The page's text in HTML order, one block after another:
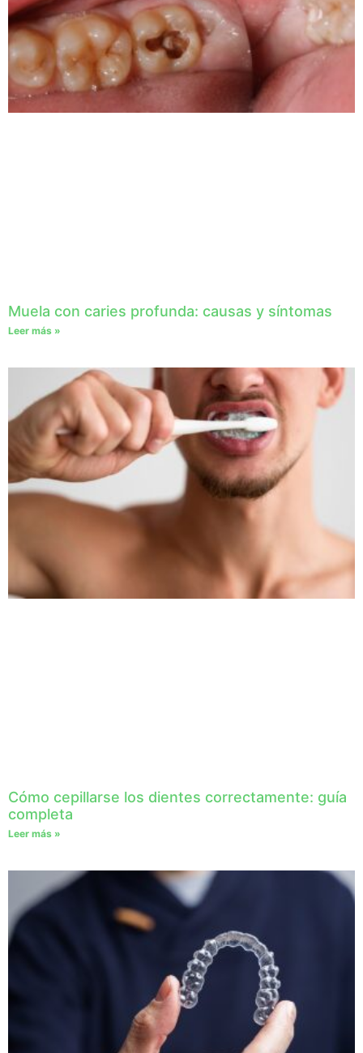
Muela con caries profunda: causas y síntomas
Leer más »
Cómo cepillarse los dientes correctamente: guía
completa
Leer más »